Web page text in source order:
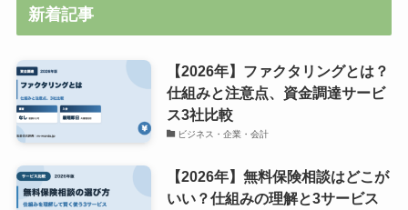
新着記事
【2026年】ファクタリングとは？
仕組みと注意点、資金調達サービ
ス3社比較
ビジネス・企業・会計
【2026年】無料保険相談はどこが
いい？仕組みの理解と3サービス